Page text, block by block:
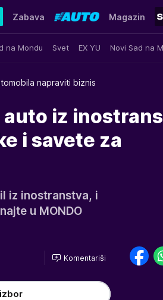
na Mondu Svet EX YU Novi Sad na
Zabava Magazin
napraviti biznis
iz
i savete za
iz inostranstva, i
u MONDO
Komentariši